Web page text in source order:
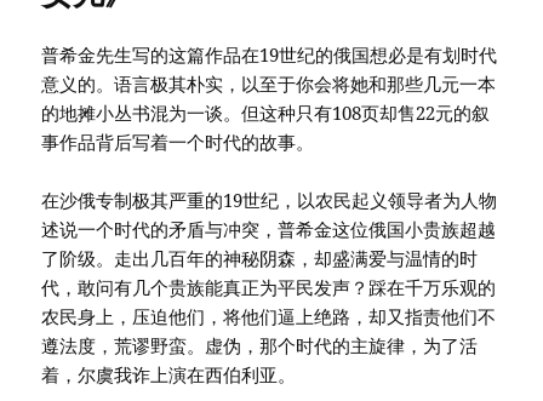
普希金先生写的这篇作品在19世纪的俄国想必是有划时代
意义的。语言极其朴实，以至于你会将她和那些几元一本
的地摊小丛书混为一谈。但这种只有108页却售22元的叙
事作品背后写着一个时代的故事。
在沙俄专制极其严重的19世纪，以农民起义领导者为人物
述说一个时代的矛盾与冲突，普希金这位俄国小贵族超越
了阶级。走出几百年的神秘阴森，却盛满爱与温情的时
代，敢问有几个贵族能真正为平民发声？踩在千万乐观的
农民身上，压迫他们，将他们逼上绝路，却又指责他们不
遵法度，荒谬野蛮。虚伪，那个时代的主旋律，为了活
着，尔虞我诈上演在西伯利亚。